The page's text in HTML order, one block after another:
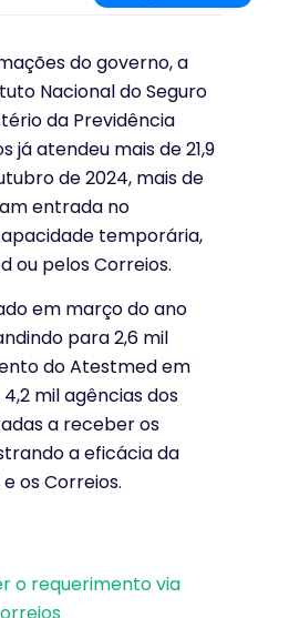
do governo, a
Nacional do Seguro
da Previdência
já atendeu mais de 21,9
de 2024, mais de
entrada no
temporária,
ou pelos Correios.
em março do ano
para 2,6 mil
do Atestmed em
mil agências dos
a receber os
a eficácia da
os Correios.
o requerimento via